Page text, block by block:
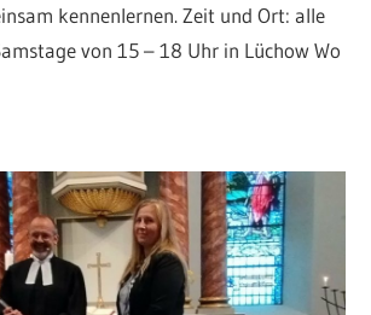
kennenlernen. Zeit und Ort: alle
von 15 – 18 Uhr in Lüchow Wo